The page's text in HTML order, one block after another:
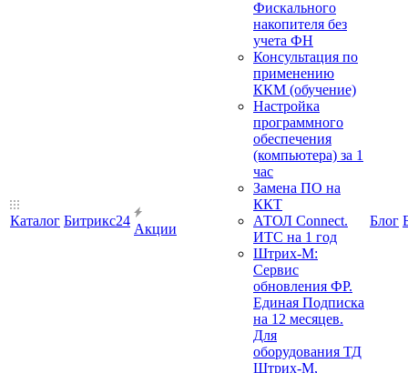
Каталог Битрикс24
Акции
Фискального
накопителя без
учета ФН
Консультация по
применению
ККМ (обучение)
Настройка
программного
обеспечения
(компьютера) за 1
час
Замена ПО на
ККТ
АТОЛ Connect.
ИТС на 1 год
Штрих-М:
Сервис
обновления ФР.
Единая Подписка
на 12 месяцев.
Для
оборудования ТД
Штрих-М,
Блог